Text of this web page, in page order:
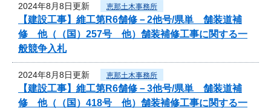
2024年8月8日更新 恵那土木事務所
【建設工事】維工第R6舗修－2他号/県単 舗装道補
修 他（（国）257号 他）舗装補修工事に関する一
般競争入札
2024年8月8日更新 恵那土木事務所
【建設工事】維工第R6舗修－3他号/県単 舗装道補
修 他（（国）418号 他）舗装補修工事に関する一